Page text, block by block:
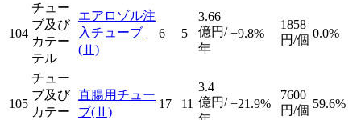
104
チュー
ブ及び
カテー
テル
エアロゾル注
入チューブ
(Ⅱ)
6 5
3.66
億円/
年
+9.8%
1858
円/個 0.0%
105
チュー
ブ及び
カテー
直腸用チュー
ブ(Ⅱ)
17 11
3.4
億円/ +21.9%
7600
円/個 59.6%